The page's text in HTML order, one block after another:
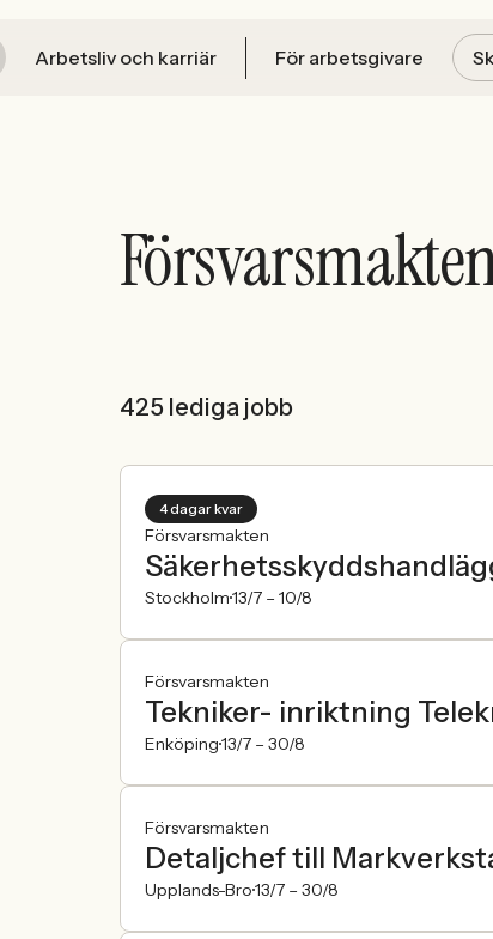
Arbetsliv och karriär För arbetsgivare
425 lediga jobb
4 dagar kvar
Försvarsmakten
Stockholm13/7 – 10/8
Försvarsmakten
Tekniker- inriktning
Enköping13/7 – 30/8
Försvarsmakten
Detaljchef till
Upplands-Bro13/7 – 30/8